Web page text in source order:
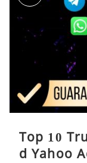
Top 10
d Yahoo